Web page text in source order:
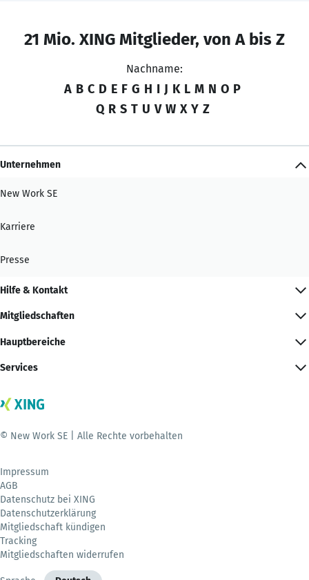
21 Mio. XING Mitglieder, von A bis Z
Nachname:
A B C D E F G H I J K L M N O P
Q R S T U V W X Y Z
Unternehmen
New Work SE
Karriere
Presse
Hilfe & Kontakt
Mitgliedschaften
Hauptbereiche
Services
© New Work SE | Alle Rechte vorbehalten
Impressum
AGB
Datenschutz bei XING
Datenschutzerklärung
Mitgliedschaft kündigen
Tracking
Mitgliedschaften widerrufen